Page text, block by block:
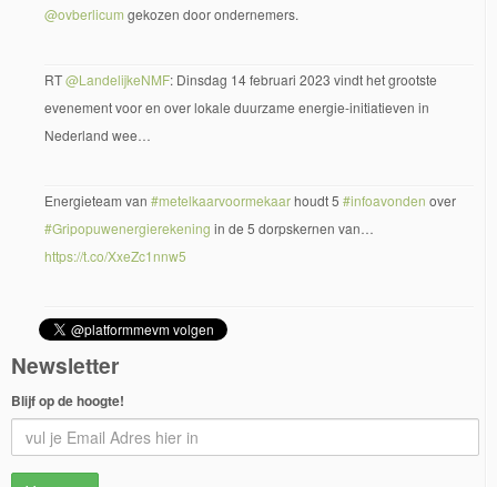
@ovberlicum gekozen door ondernemers.
RT@LandelijkeNMF: Dinsdag 14 februari 2023 vindt het grootste
evenement voor en over lokale duurzame energie-initiatieven in
Nederland wee…
Energieteam van #metelkaarvoormekaarhoudt 5 #infoavonden over
#Gripopuwenergierekening in de 5 dorpskernen van…
https://t.co/XxeZc1nnw5
Newsletter
Blijf op de hoogte!